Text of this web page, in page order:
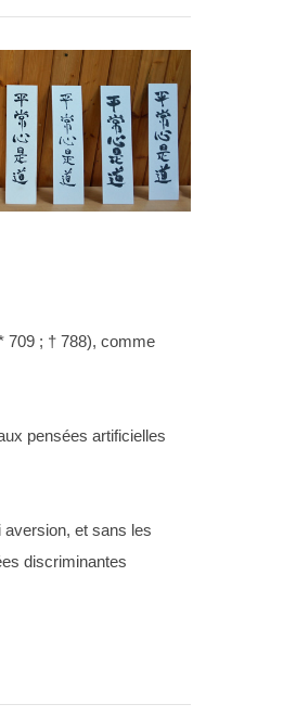
709 ; † 788), comme
pensées artificielles
aversion, et sans les
discriminantes